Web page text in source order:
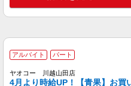
ヤオコー 川越西口店
日・時間帯に
アルバイト パート
ヤオコー 川越山田店
4月より時給UP！【青果】お買